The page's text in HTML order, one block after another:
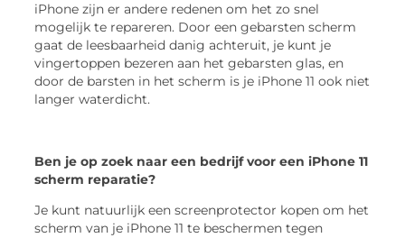
iPhone zijn er andere redenen om het zo snel
mogelijk te repareren. Door een gebarsten scherm
gaat de leesbaarheid danig achteruit, je kunt je
vingertoppen bezeren aan het gebarsten glas, en
door de barsten in het scherm is je iPhone 11 ook niet
langer waterdicht.
Ben je op zoek naar een bedrijf voor een iPhone 11
scherm reparatie?
Je kunt natuurlijk een screenprotector kopen om het
scherm van je iPhone 11 te beschermen tegen